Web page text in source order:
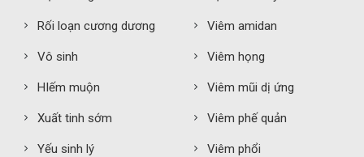
Rối loạn cương dương
Vô sinh
HIếm muộn
Xuất tinh sớm
Yếu sinh lý
Viêm amidan
Viêm họng
Viêm mũi dị ứng
Viêm phế quản
Viêm phổi